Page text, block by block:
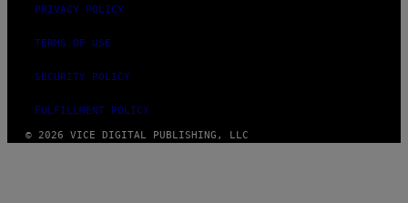
PRIVACY POLICY
TERMS OF USE
SECURITY POLICY
FULFILLMENT POLICY
© 2026 VICE DIGITAL PUBLISHING, LLC